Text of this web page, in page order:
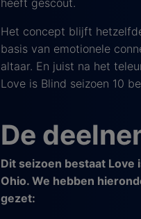
heeft gescout.
Het concept blijft
basis van emotionele
altaar. En juist na het
Love is Blind seizoen 10
De
Dit seizoen bestaat
Ohio. We hebben
gezet: